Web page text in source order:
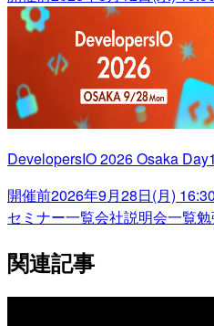
DevelopersIO 2026 Osaka
開催前2026年9月28日(月) 16:30
セミナー一覧会社説明会一覧
関連記事